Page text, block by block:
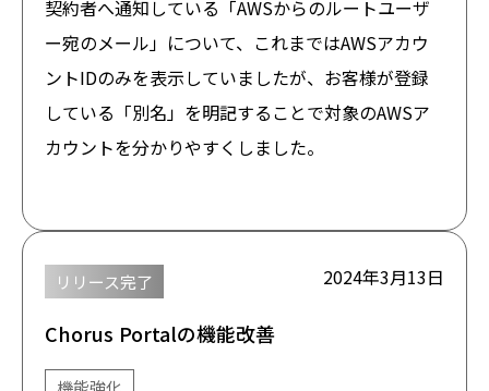
契約者へ通知している「AWSからのルートユーザ
ー宛のメール」について、これまではAWSアカウ
ントIDのみを表示していましたが、お客様が登録
している「別名」を明記することで対象のAWSア
カウントを分かりやすくしました。
リリース完了 2024年3月13日
Chorus Portalの機能改善